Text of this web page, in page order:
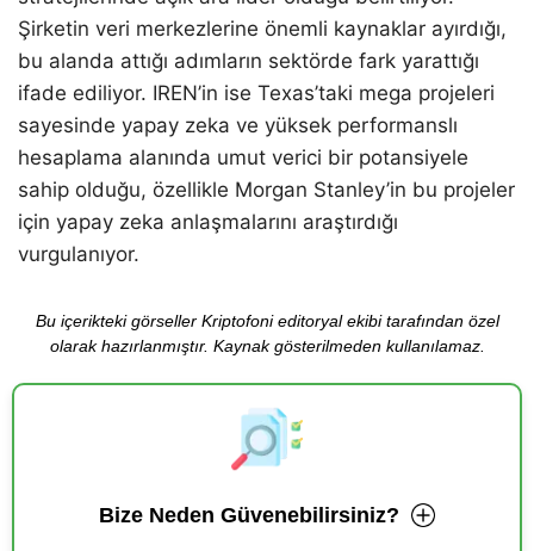
Şirketin veri merkezlerine önemli kaynaklar ayırdığı,
bu alanda attığı adımların sektörde fark yarattığı
ifade ediliyor. IREN’in ise Texas’taki mega projeleri
sayesinde yapay zeka ve yüksek performanslı
hesaplama alanında umut verici bir potansiyele
sahip olduğu, özellikle Morgan Stanley’in bu projeler
için yapay zeka anlaşmalarını araştırdığı
vurgulanıyor.
Bu içerikteki görseller Kriptofoni editoryal ekibi tarafından özel
olarak hazırlanmıştır. Kaynak gösterilmeden kullanılamaz.
Bize Neden Güvenebilirsiniz?